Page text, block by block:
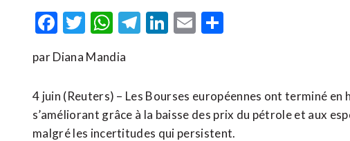
Facebook
Twitter
WhatsApp
Telegram
LinkedIn
Email
par Diana Mandia
4 juin (Reuters) – Les Bourses européennes ont terminé en
s’améliorant grâce à la baisse des prix du pétrole et aux
malgré les incertitudes qui persistent.